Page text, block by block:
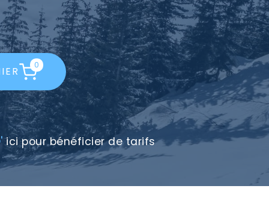
0
ici pour bénéficier de tarifs